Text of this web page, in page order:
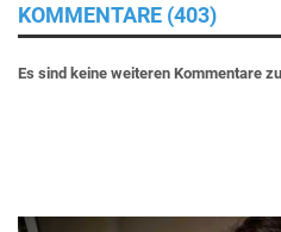
KOMMENTARE (403)
Es sind keine weiteren Kommentare